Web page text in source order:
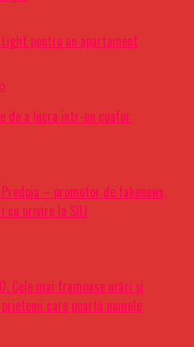
pentru un apartament
de a lucra intr-un coafor
– promotor de fakenews,
cu privire la SIIJ
Cele mai frumoase urări şi
care poartă numele